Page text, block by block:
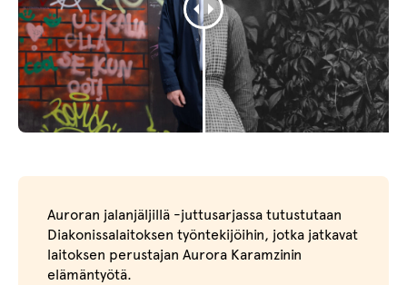
Auroran jalanjäljillä -juttusarjassa tutustutaan
Diakonissalaitoksen työntekijöihin, jotka jatkavat
laitoksen perustajan Aurora Karamzinin
elämäntyötä.